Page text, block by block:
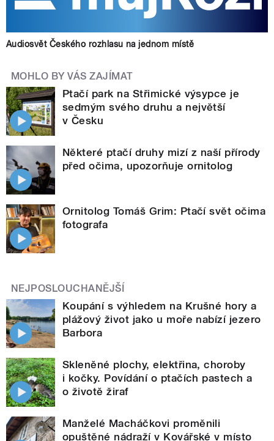
Audiosvět Českého rozhlasu na jednom místě
MOHLO BY VÁS ZAJÍMAT
Ptačí park na Střimické výsypce je
sedmým svého druhu a největší
v Česku
Některé ptačí druhy mizí z naší přírody
před očima, upozorňuje ornitolog
Ornitolog Tomáš Grim: Ptačí svět očima
fotografa
NEJPOSLOUCHANĚJŠÍ
Koupání s výhledem na Krušné hory a
plážový život jako u moře nabízí jezero
Barbora
Skleněné plochy, elektřina, choroby
i kočky. Povídání o ptačích pastech a
o životě žiraf
Manželé Macháčkovi proměnili
opuštěné nádraží v Kovářské v místo